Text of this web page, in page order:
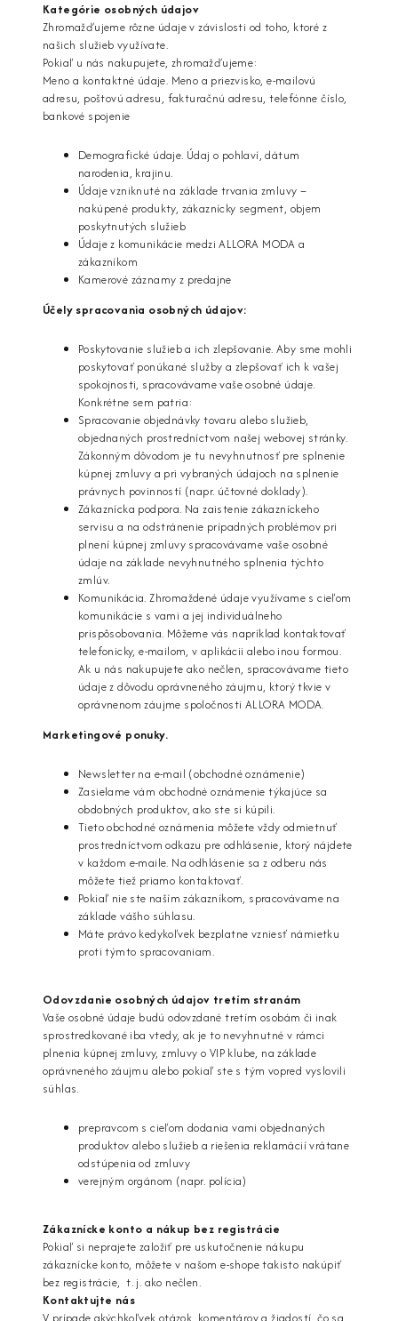
Kategórie osobných údajov
Zhromažďujeme rôzne údaje v závislosti od toho, ktoré z
našich služieb využívate.
Pokiaľ u nás nakupujete, zhromažďujeme:
Meno a kontaktné údaje. Meno a priezvisko, e-mailovú
adresu, poštovú adresu, fakturačnú adresu, telefónne číslo,
bankové spojenie
Demografické údaje. Údaj o pohlaví, dátum
narodenia, krajinu.
Údaje vzniknuté na základe trvania zmluvy –
nakúpené produkty, zákaznícky segment, objem
poskytnutých služieb
Údaje z komunikácie medzi ALLORA MODA a
zákazníkom
Kamerové záznamy z predajne
Účely spracovania osobných údajov:
Poskytovanie služieb a ich zlepšovanie. Aby sme mohli
poskytovať ponúkané služby a zlepšovať ich k vašej
spokojnosti, spracovávame vaše osobné údaje.
Konkrétne sem patria:
Spracovanie objednávky tovaru alebo služieb,
objednaných prostredníctvom našej webovej stránky.
Zákonným dôvodom je tu nevyhnutnosť pre splnenie
kúpnej zmluvy a pri vybraných údajoch na splnenie
právnych povinností (napr. účtovné doklady).
Zákaznícka podpora. Na zaistenie zákazníckeho
servisu a na odstránenie prípadných problémov pri
plnení kúpnej zmluvy spracovávame vaše osobné
údaje na základe nevyhnutného splnenia týchto
zmlúv.
Komunikácia. Zhromaždené údaje využívame s cieľom
komunikácie s vami a jej individuálneho
prispôsobovania. Môžeme vás napríklad kontaktovať
telefonicky, e-mailom, v aplikácii alebo inou formou.
Ak u nás nakupujete ako nečlen, spracovávame tieto
údaje z dôvodu oprávneného záujmu, ktorý tkvie v
oprávnenom záujme spoločnosti ALLORA MODA.
Marketingové ponuky.
Newsletter na e-mail (obchodné oznámenie)
Zasielame vám obchodné oznámenie týkajúce sa
obdobných produktov, ako ste si kúpili.
Tieto obchodné oznámenia môžete vždy odmietnuť
prostredníctvom odkazu pre odhlásenie, ktorý nájdete
v každom e-maile. Na odhlásenie sa z odberu nás
môžete tiež priamo kontaktovať.
Pokiaľ nie ste naším zákazníkom, spracovávame na
základe vášho súhlasu.
Máte právo kedykoľvek bezplatne vzniesť námietku
proti týmto spracovaniam.
Odovzdanie osobných údajov tretím stranám
Vaše osobné údaje budú odovzdané tretím osobám či inak
sprostredkované iba vtedy, ak je to nevyhnutné v rámci
plnenia kúpnej zmluvy, zmluvy o VIP klube, na základe
oprávneného záujmu alebo pokiaľ ste s tým vopred vyslovili
súhlas.
prepravcom s cieľom dodania vami objednaných
produktov alebo služieb a riešenia reklamácií vrátane
odstúpenia od zmluvy
verejným orgánom (napr. polícia)
Zákaznícke konto a nákup bez registrácie
Pokiaľ si neprajete založiť pre uskutočnenie nákupu
zákaznícke konto, môžete v našom e-shope takisto nakúpiť
bez registrácie, t. j. ako nečlen.
Kontaktujte nás